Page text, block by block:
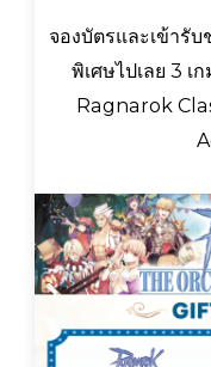
จองบัตรและเข้ารั
พิเศษไปเลย 3
Ragnarok